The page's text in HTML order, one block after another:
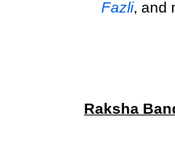
Fazli, and
Raksha